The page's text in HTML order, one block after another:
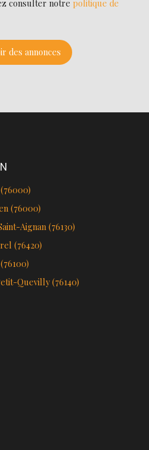
consulter notre politique de
des annonces
(76000)
Aignan (76130)
(76420)
Quevilly (76140)